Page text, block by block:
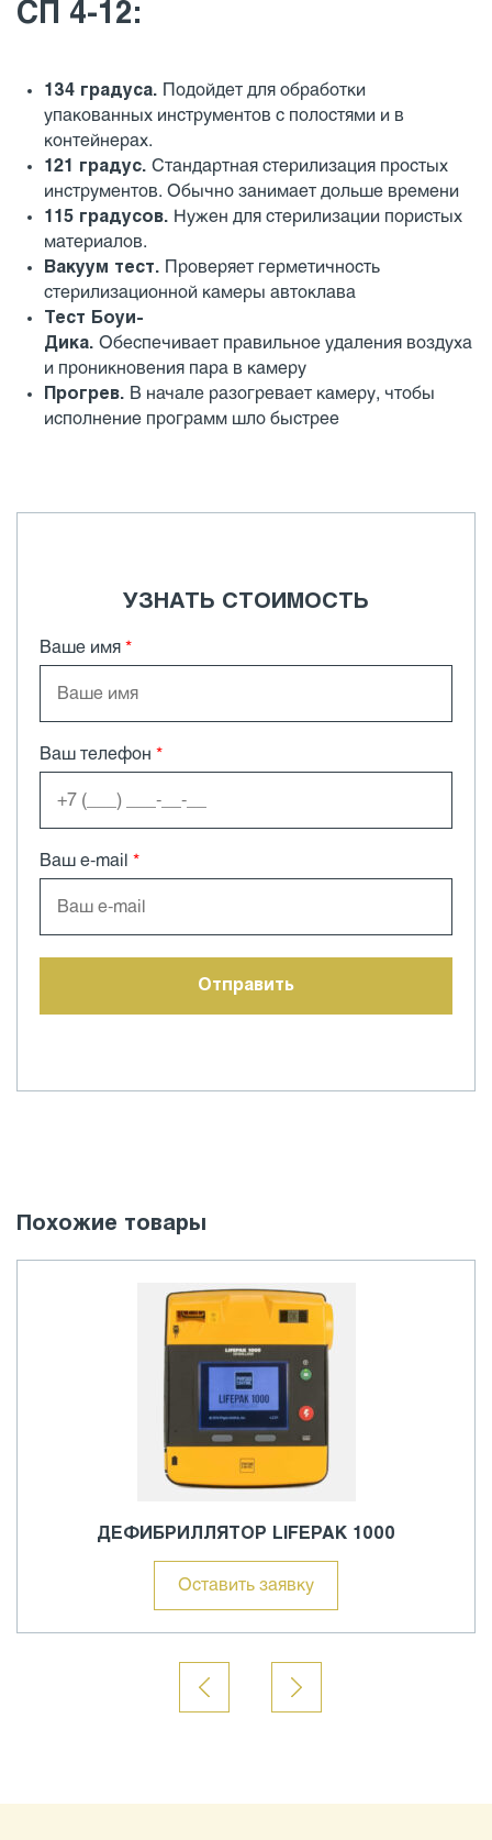
СП 4-12:
134 градуса.
Подойдет для обработки
упакованных инструментов с полостями и в
контейнерах.
121 градус. Стандартная стерилизация простых
инструментов. Обычно занимает дольше времени
115 градусов. Нужен для стерилизации пористых
материалов.
Вакуум тест.
Проверяет герметичность
стерилизационной камеры автоклава
Тест Боуи-
Дика. Обеспечивает правильное удаления воздуха
и проникновения пара в камеру
Прогрев. В начале разогревает камеру, чтобы
исполнение программ шло быстрее
УЗНАТЬ СТОИМОСТЬ
Ваше имя *
Ваш телефон *
Ваш e-mail *
Похожие товары
ДЕФИБРИЛЛЯТОР LIFEPAK 1000
Оставить заявку